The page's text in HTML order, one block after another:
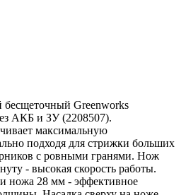
бесщеточный Greenworks
АКБ и ЗУ (2208507).
максимальную
подходя для стрижки больших
с ровными гранями. Нож
- высокая скорость работы.
ножа 28 мм - эффективное